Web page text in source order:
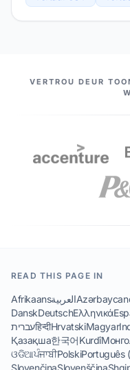
ONS VENNOTE
VERTROU DEUR
READ THIS PAGE IN
Afrikaansالعربية
DanskDeutschΕλληνικά
עבריתहिन्दीHrvatskiMagyar
Қазақша한국어Kurdî
ଓଡିଆਪੰਜਾਬੀPolskiPortuguês
SlovenčinaSlovenščina